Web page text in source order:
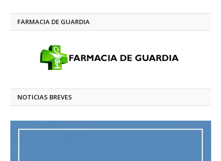
FARMACIA DE GUARDIA
NOTICIAS BREVES